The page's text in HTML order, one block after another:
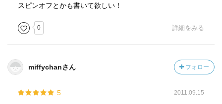
スピンオフとかも書いて欲しい！
0 詳細をみる
miffychanさん フォロー
5 2011.09.15